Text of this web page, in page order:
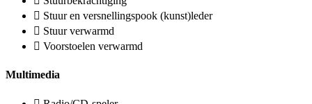
Stuur en versnellingspook (kunst)leder
Stuur verwarmd
Voorstoelen verwarmd
Multimedia